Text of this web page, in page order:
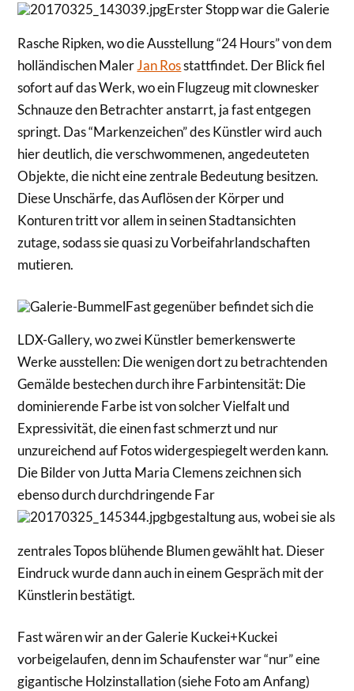
Erster Stopp war die Galerie
Rasche Ripken, wo die Ausstellung “24 Hours” von dem
holländischen MalerJan Rosstattfindet. Der Blick fiel
sofort auf das Werk, wo ein Flugzeug mit clownesker
Schnauze den Betrachter anstarrt, ja fast entgegen
springt. Das “Markenzeichen” des Künstler wird auch
hier deutlich, die verschwommenen, angedeuteten
Objekte, die nicht eine zentrale Bedeutung besitzen.
Diese Unschärfe, das Auflösen der Körper und
Konturen tritt vor allem in seinen Stadtansichten
zutage, sodass sie quasi zu Vorbeifahrlandschaften
mutieren.
Fast gegenüber befindet sich die
LDX-Gallery, wo zwei Künstler bemerkenswerte
Werke ausstellen: Die wenigen dort zu betrachtenden
Gemälde bestechen durch ihre Farbintensität: Die
dominierende Farbe ist von solcher Vielfalt und
Expressivität, die einen fast schmerzt und nur
unzureichend auf Fotos widergespiegelt werden kann.
Die Bilder von Jutta Maria Clemens zeichnen sich
ebenso durch durchdringende Far
bgestaltung aus, wobei sie als
zentrales Topos blühende Blumen gewählt hat. Dieser
Eindruck wurde dann auch in einem Gespräch mit der
Künstlerin bestätigt.
Fast wären wir an der Galerie Kuckei+Kuckei
vorbeigelaufen, denn im Schaufenster war “nur” eine
gigantische Holzinstallation (siehe Foto am Anfang)